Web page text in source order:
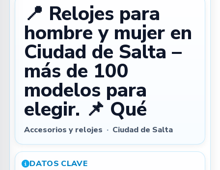
📍 Relojes para
hombre y mujer en
Ciudad de Salta –
más de 100
modelos para
elegir. 📌 Qué
Accesorios y relojes · Ciudad de Salta
DATOS CLAVE